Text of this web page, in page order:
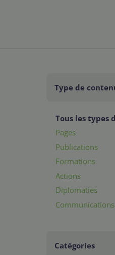
Type de
Tous les types
Pages
Publications
Formations
Actions
Diplomaties
Catégories